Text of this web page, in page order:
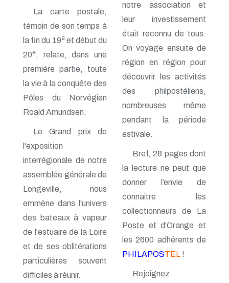
n° 122 - Janvier 2005
n° 121 - Octobre 2004
n° 120 - Juillet 2004
n° 119 - Avril 2004
n° 118 - Janvier 2004
n° 117 - Octobre 2003
n° 116 - Juillet 2003
n° 115 - Avril 2003
n° 114 - Janvier 2003
n° 112 - Juillet 2002
n° 111 - Avril 2002
n° 110 - Janvier 2002
n° 109 - Octobre 2001
n° 108 -Juillet 2001
n° 106 - Janvier 2001
n° 105 - Octobre 2000
n° 104 - Juillet 2000
n° 102 - Janvier 2000
n° 100/01 - Octobre 1999
n° 74 - Janvier 1999
n° 73 - Octobre 1998
n° 72 - Juillet 1998
La carte postale,
témoin de son temps à
la fin du 19eet début du
20e, relate, dans une
première partie, toute
la vie à la conquête des
Pôles du Norvégien
Roald Amundsen.
Le Grand prix de
l'exposition
interrégionale de notre
assemblée générale de
Longeville, nous
emmène dans l'univers
des bateaux à vapeur
de l'estuaire de la Loire
et de ses oblitérations
particulières souvent
difficiles à réunir.
notre association et
leur investissement
était reconnu de tous.
On voyage ensuite de
région en région pour
découvrir les activités
des philpostéliens,
nombreuses même
pendant la période
estivale.
Bref, 28 pages dont
la lecture ne peut que
donner l’envie de
connaitre les
collectionneurs de La
Poste et d'Orange et
les 2600 adhérents de
PHILAPOSTEL !
Rejoignez